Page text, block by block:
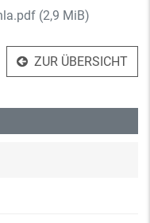
(2,9 MiB)
ZUR ÜBERSICHT